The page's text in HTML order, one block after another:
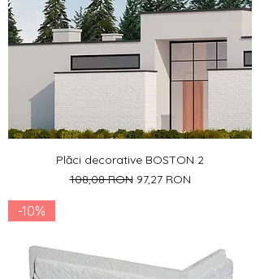
Plăci decorative BOSTON 2
Preț normal
108,08 RON Preț redus
97,27 RON
-10%